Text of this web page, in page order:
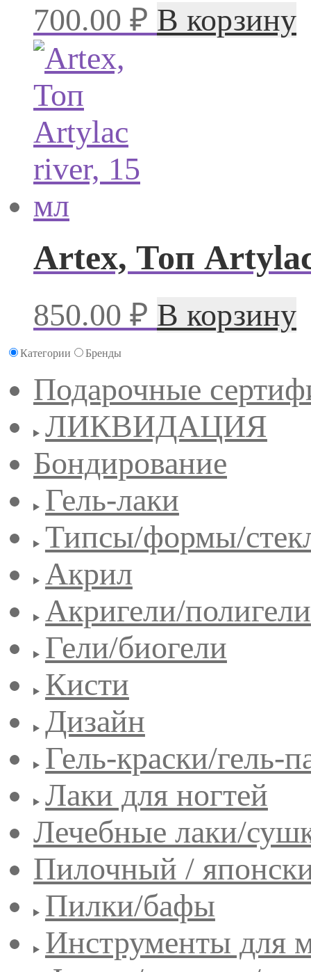
700.00 ₽ В корзину
Artex, Топ
850.00 ₽ В корзину
Категории Бренды
Подарочные
ЛИКВИДАЦИЯ
Бондирование
Гель-лаки
Типсы/формы/
Акрил
Акригели/полигели
Гели/биогели
Кисти
Дизайн
Гель-краски/гель-
Лаки для ногтей
Лечебные лаки/
Пилочный /
Пилки/бафы
Инструменты для